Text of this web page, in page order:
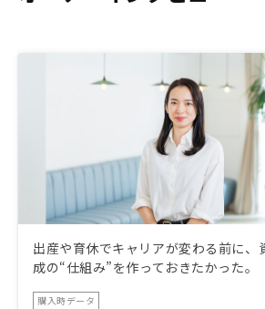
出産や育休でキャリアが変わる前に、
成の“仕組み”を作っておきたかった。
購入時データ